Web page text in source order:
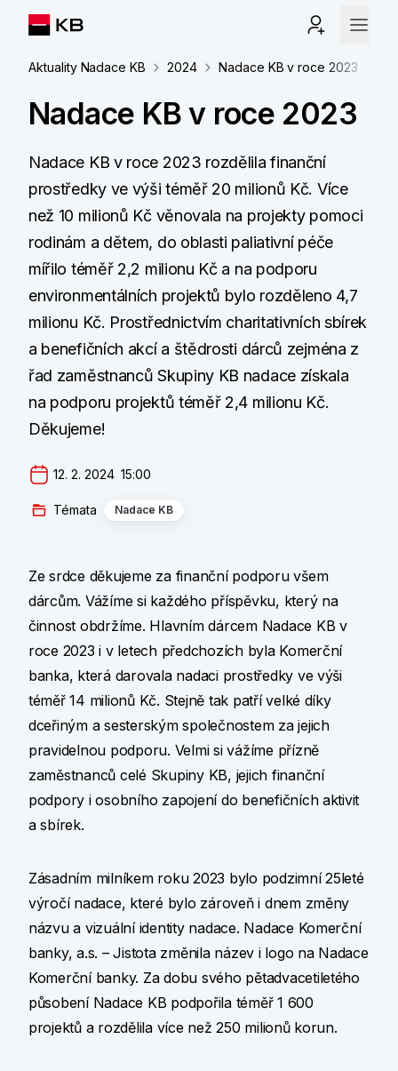
Aktuality Nadace KB 2024 Nadace KB v roce 2023
Nadace KB v roce 2023
Nadace KB v roce 2023 rozdělila finanční
prostředky ve výši téměř 20 milionů Kč. Více
než 10 milionů Kč věnovala na projekty pomoci
rodinám a dětem, do oblasti paliativní péče
mířilo téměř 2,2 milionu Kč a na podporu
environmentálních projektů bylo rozděleno 4,7
milionu Kč. Prostřednictvím charitativních sbírek
a benefičních akcí a štědrosti dárců zejména z
řad zaměstnanců Skupiny KB nadace získala
na podporu projektů téměř 2,4 milionu Kč.
Děkujeme!
12. 2. 2024  15:00
Témata Nadace KB
Ze srdce děkujeme za finanční podporu všem
dárcům. Vážíme si každého příspěvku, který na
činnost obdržíme. Hlavním dárcem Nadace KB v
roce 2023 i v letech předchozích byla Komerční
banka, která darovala nadaci prostředky ve výši
téměř 14 milionů Kč. Stejně tak patří velké díky
dceřiným a sesterským společnostem za jejich
pravidelnou podporu. Velmi si vážíme přízně
zaměstnanců celé Skupiny KB, jejich finanční
podpory i osobního zapojení do benefičních aktivit
a sbírek.
Zásadním milníkem roku 2023 bylo podzimní 25leté
výročí nadace, které bylo zároveň i dnem změny
názvu a vizuální identity nadace. Nadace Komerční
banky, a.s. – Jistota změnila název i logo na Nadace
Komerční banky. Za dobu svého pětadvacetiletého
působení Nadace KB podpořila téměř 1 600
projektů a rozdělila více než 250 milionů korun.